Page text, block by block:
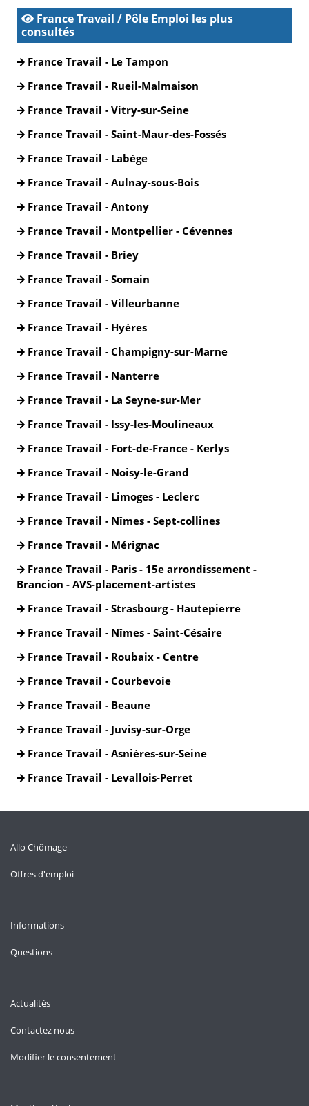
France Travail / Pôle Emploi les plus
consultés
France Travail - Le Tampon
France Travail - Rueil-Malmaison
France Travail - Vitry-sur-Seine
France Travail - Saint-Maur-des-Fossés
France Travail - Labège
France Travail - Aulnay-sous-Bois
France Travail - Antony
France Travail - Montpellier - Cévennes
France Travail - Briey
France Travail - Somain
France Travail - Villeurbanne
France Travail - Hyères
France Travail - Champigny-sur-Marne
France Travail - Nanterre
France Travail - La Seyne-sur-Mer
France Travail - Issy-les-Moulineaux
France Travail - Fort-de-France - Kerlys
France Travail - Noisy-le-Grand
France Travail - Limoges - Leclerc
France Travail - Nîmes - Sept-collines
France Travail - Mérignac
France Travail - Paris - 15e arrondissement -
Brancion - AVS-placement-artistes
France Travail - Strasbourg - Hautepierre
France Travail - Nîmes - Saint-Césaire
France Travail - Roubaix - Centre
France Travail - Courbevoie
France Travail - Beaune
France Travail - Juvisy-sur-Orge
France Travail - Asnières-sur-Seine
France Travail - Levallois-Perret
Allo Chômage
Offres d'emploi
Informations
Questions
Actualités
Contactez nous
Modifier le consentement